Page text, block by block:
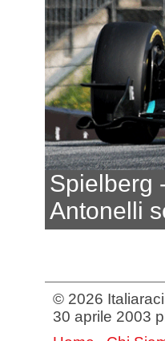
Spielberg
Antonelli
© 2026
30 aprile 2003